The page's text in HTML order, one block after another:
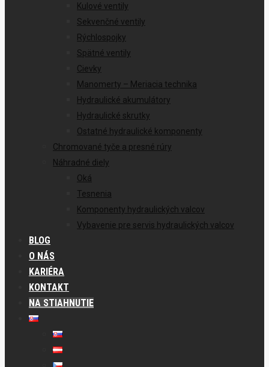
Kulové ventily
Sekvenčné ventily
Rýchlospojky
Spätné ventily
Cievky
Manomerty – Meriacia technika
Hydraulické akumulátory
Hydraulické skrutky
Ostatné hydraulické komponenty
Chromované tyče a presné rúry
Náhradné diely
Oká
Tesnenia
Komponenty hydraulických valcov
Vybavenie pre servis hydraulických valcov
BLOG
O NÁS
KARIÉRA
KONTAKT
NA STIAHNUTIE